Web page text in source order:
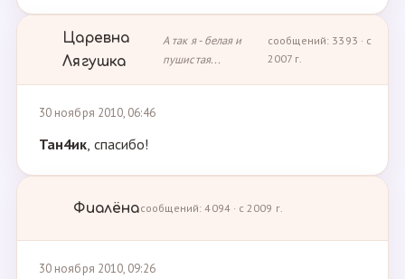
Царевна
Лягушка
А так я - белая и
пушистая...
сообщений: 3393 · с
2007 г.
30 ноября 2010, 06:46
Тан4ик, спасибо!
Фиалёнасообщений: 4094 · с 2009 г.
30 ноября 2010, 09:26